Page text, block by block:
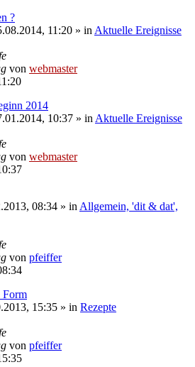
?
11:20 » in Aktuelle Ereignisse
von webmaster
2014
10:37 » in Aktuelle Ereignisse
von webmaster
08:34 » in Allgemein, 'dit & dat',
von pfeiffer
Form
15:35 » in Rezepte
von pfeiffer